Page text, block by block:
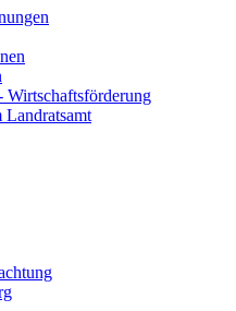
Wirtschaftsförderung
Landratsamt